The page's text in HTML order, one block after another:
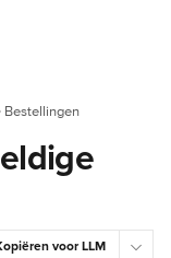
Bestellingen
voor LLM